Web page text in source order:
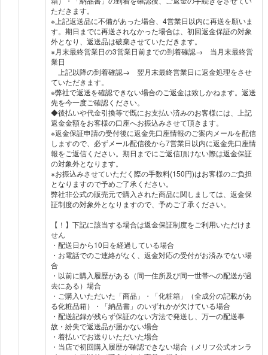
ただきます。
※上記返送品に不備があった場合、4営業日以内に再送を願いま
す。期日までに再送されなかった場合は、初回返金保証の対象
外となり、返送品は破棄させていただきます。
※月末最終営業日の3営業日前までの到着確認→ 当月末最終営
業日
上記以降の到着確認→ 翌月末最終営業日に返金処理をさせ
ていただきます。
※弊社で返送を確認できない場合のご返金は致しかねます。返送
先を今一度ご確認ください。
◆後払いや代金引換等で既にお支払い済みのお客様には、上記
返金金額をお客様の口座へお振込みさせて頂きます。
※返金保証申請の受付後に返金先口座情報のご案内メールを配信
しますので、必ずメール配信後から7営業日以内に返金先口座情
報をご返信ください。期日までにご返信頂けない際は返金保証
の対象外となります。
※お振込みさせていただく際の手数料(150円)はお客様のご負担
となりますので予めご了承ください。
弊社非公式の販売元で購入された商品に関しましては、返金保
証制度の対象外となりますので、予めご了承ください。
【！】下記に該当する場合は返金保証制度をご利用いただけま
せん
・配送日から10日を経過している場合
・お電話でのご連絡がなく、返金対応の受付がお済みでない場
合
・以前に購入履歴がある（同一住所及び同一世帯への配送が過
去にある）場合
・ご購入いただいた「商品」・「化粧箱」（全成分の記載があ
る化粧品箱）・「納品書」のいずれかが欠けている場合
・配送記録が残らず保証のない方法で発送し、万一の配送事
故・紛失で返送品が届かない場合
・着払いでお送りいただいた場合
・当店で初回購入履歴が確認できない場合（メリフ公式オンラ